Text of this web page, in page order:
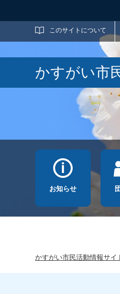
このサイトについて
サイト内検索
かすがい市
お知らせ
かすがい市民活動情報サイ